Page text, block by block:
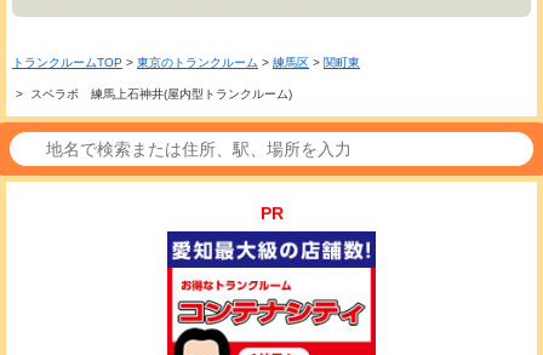
トランクルームTOP > 東京のトランクルーム > 練馬区 > 関町東
> スペラボ 練馬上石神井(屋内型トランクルーム)
PR